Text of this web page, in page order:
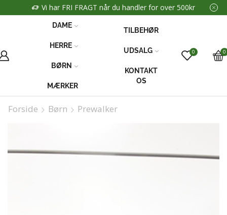
Vi har FRI FRAGT når du handler for over 500kr
DAME
HERRE
BØRN
MÆRKER
TILBEHØR
UDSALG
KONTAKT
OS
0 0
Forside Børn Prewalker